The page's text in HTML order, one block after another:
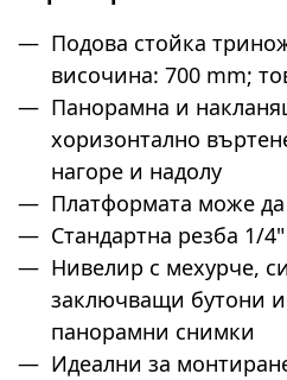
Подова стойка
височина: 700 mm;
Панорамна и
хоризонтално
нагоре и надолу
Платформата може да
Стандартна резба 1/4"
Нивелир с мехурче,
заключващи бутони
панорамни снимки
Идеални за